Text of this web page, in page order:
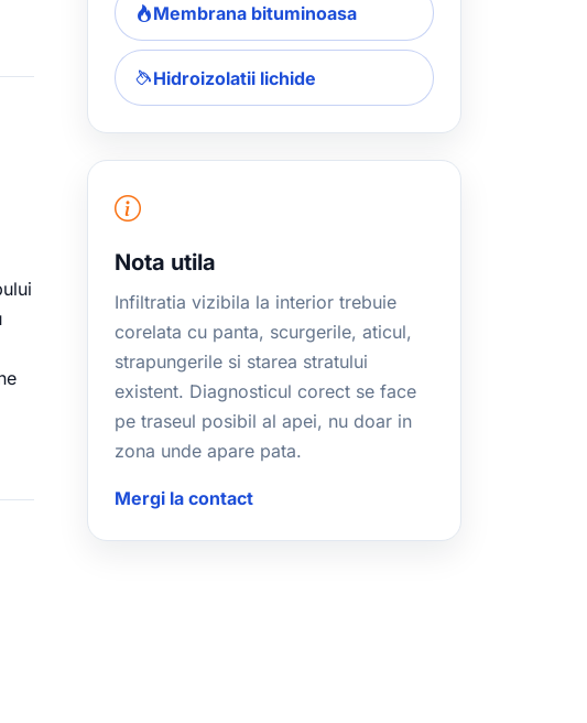
Membrana bituminoasa
Hidroizolatii lichide
Nota utila
Infiltratia vizibila la interior trebuie
corelata cu panta, scurgerile, aticul,
strapungerile si starea stratului
existent. Diagnosticul corect se face
pe traseul posibil al apei, nu doar in
zona unde apare pata.
Mergi la contact